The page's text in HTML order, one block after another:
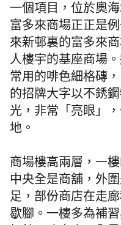
一個項目，位於奧
富多來商場正正是
來新邨裏的富多來
人樓宇的基座商場
常用的啡色細格磚
的招牌大字以不銹
光，非常「亮眼」
地。
商場樓高兩層，一
中央全是商舖，外
足，部份商店在走
歇腳。一樓多為補